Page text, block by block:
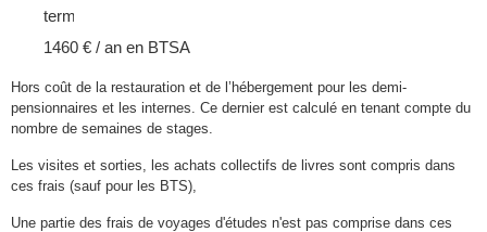
terminale)
1460 € / an en BTSA
Hors coût de la restauration et de l’hébergement pour les demi-
pensionnaires et les internes. Ce dernier est calculé en tenant compte du
nombre de semaines de stages.
Les visites et sorties, les achats collectifs de livres sont compris dans
ces frais (sauf pour les BTS),
Une partie des frais de voyages d'études n'est pas comprise dans ces